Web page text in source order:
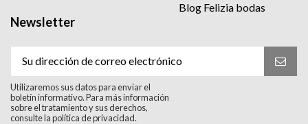
Blog Felizia bodas
Newsletter
Utilizaremos sus datos para enviar el
boletín informativo. Para más información
sobre el tratamiento y sus derechos,
consulte la política de privacidad.